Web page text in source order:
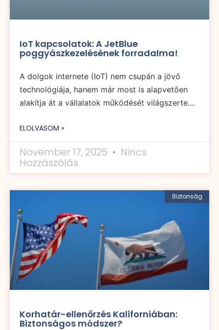
IoT kapcsolatok: A JetBlue
poggyászkezelésének forradalma!
A dolgok internete (IoT) nem csupán a jövő
technológiája, hanem már most is alapvetően
alakítja át a vállalatok működését világszerte....
ELOLVASOM »
November 17, 2025 Nincs
Hozzászólás
Biztonság
Korhatár-ellenőrzés Kaliforniában:
Biztonságos módszer?